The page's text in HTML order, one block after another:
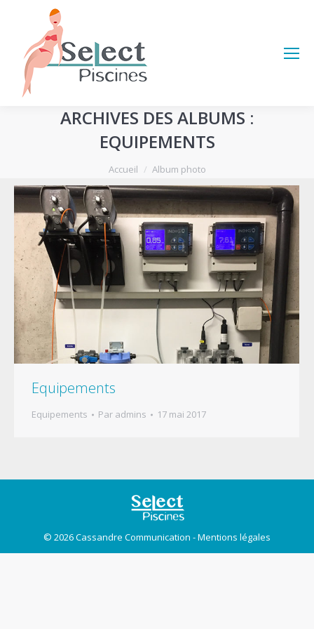
ARCHIVES DES ALBUMS :
EQUIPEMENTS
Vous êtes ici :
Accueil Album photo
Equipements
Equipements Par admins 17 mai 2017
© 2026Cassandre Communication -Mentions légales